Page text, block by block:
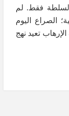
فقط. لم
الصراع اليوم
تعيد نهج